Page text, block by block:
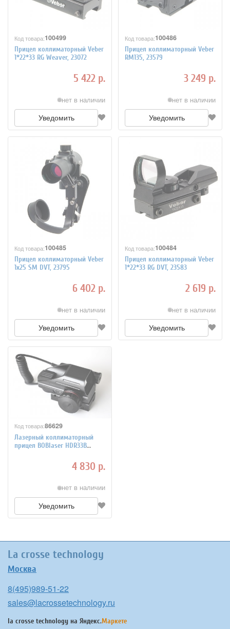
Код товара:100499
Прицел коллиматорный Veber
1*22*33 RG Weaver, 23072
5 422 р.
нет в наличии
Уведомить
Код товара:100486
Прицел коллиматорный Veber
RM135, 23579
3 249 р.
нет в наличии
Уведомить
Код товара:100485
Прицел коллиматорный Veber
1x25 SM DVT, 23795
6 402 р.
нет в наличии
Уведомить
Код товара:100484
Прицел коллиматорный Veber
1*22*33 RG DVT, 23583
2 619 р.
нет в наличии
Уведомить
Код товара:86629
Лазерный коллиматорный
прицел BOBlaser HDR33B
4 830 р.
нет в наличии
Уведомить
La crosse technology
Москва
8(495)989-51-22
sales@lacrossetechnology.ru
la crosse technology на Яндекс.Маркете